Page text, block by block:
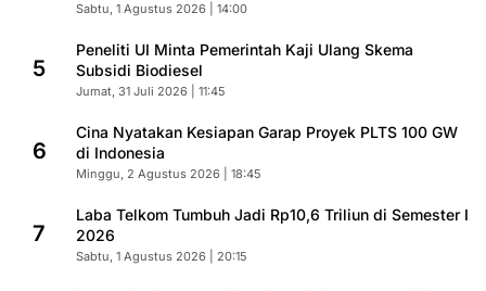
Sabtu, 1 Agustus 2026 | 14:00
5
Peneliti UI Minta Pemerintah Kaji Ulang Skema
Subsidi Biodiesel
Jumat, 31 Juli 2026 | 11:45
6
Cina Nyatakan Kesiapan Garap Proyek PLTS 100 GW
di Indonesia
Minggu, 2 Agustus 2026 | 18:45
7
Laba Telkom Tumbuh Jadi Rp10,6 Triliun di Semester I
2026
Sabtu, 1 Agustus 2026 | 20:15